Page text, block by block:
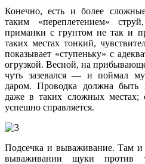
Конечно, есть и более
таким «переплетением»
приманки с грунтом не так и
таких местах тонкий,
показывает «ступеньку» с
огрузкой. Весной, на
чуть зазевался — и поймал
даром. Проводка должна быть
даже в таких сложных местах;
успешно справляется.
Подсечка и вываживание. Там
вываживании щуки против